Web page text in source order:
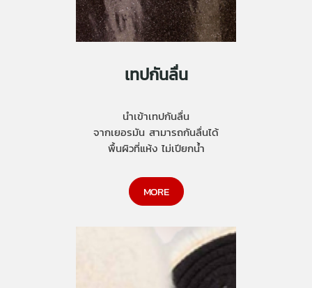
เทปกันลื่น
นำเข้าเทปกันลื่น
จากเยอรมัน สามารถกันลื่นได้
พื้นผิวที่แห้ง ไม่เปียกน้ำ
MORE